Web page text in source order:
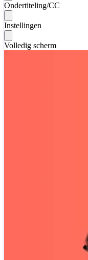
Ondertiteling/CC
Instellingen
Volledig scherm